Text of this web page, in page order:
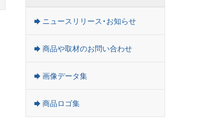
ニュースリリース・お知らせ
商品や取材のお問い合わせ
画像データ集
商品ロゴ集